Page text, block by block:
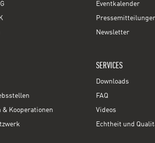
Kooperationen
Eventkalender
Newsletter
SERVICES
Downloads
FAQ
Videos
Echtheit und